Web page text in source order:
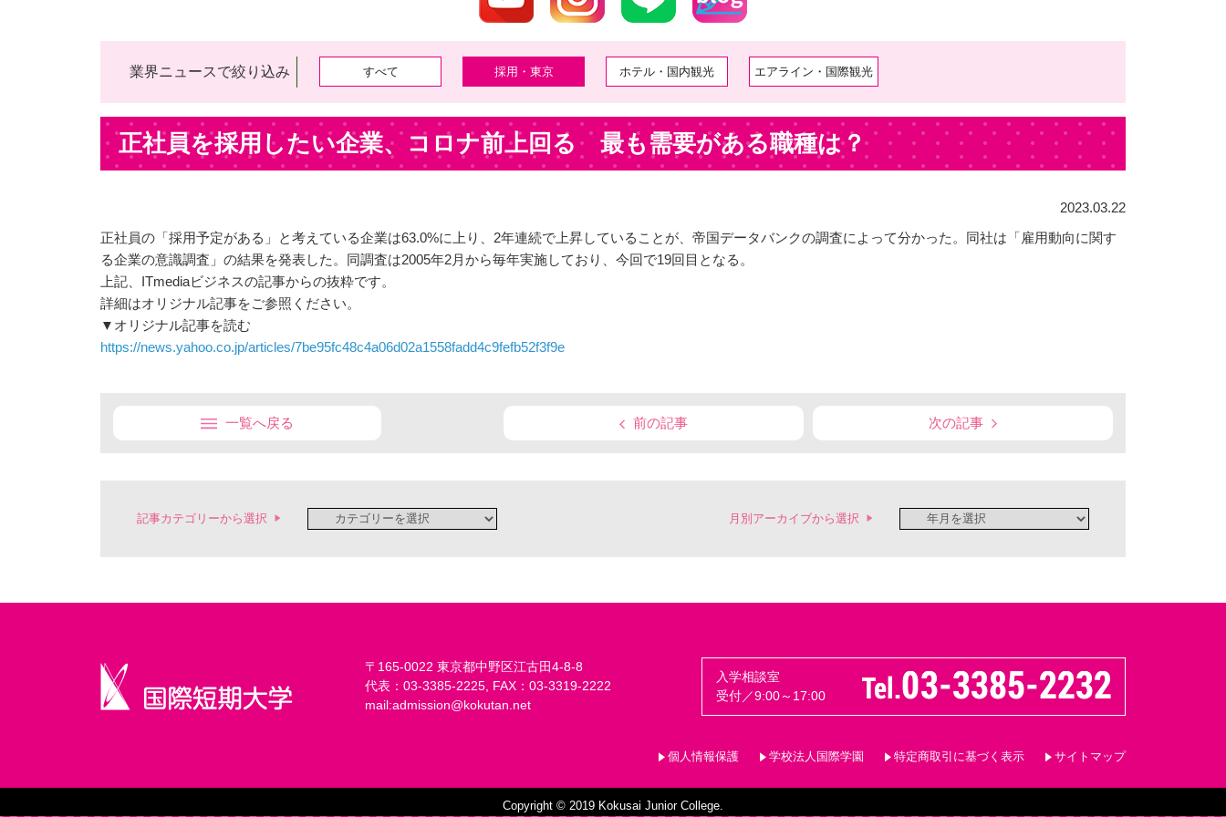
業界ニュースで絞り込み すべて 採用・東京 ホテル・国内観光 エアライン・国際観光
正社員を採用したい企業、コロナ前上回る 最も需要がある職種は？
2023.03.22
正社員の「採用予定がある」と考えている企業は63.0%に上り、2年連続で上昇していることが、帝国データバンクの調査によって分かった。同社は「雇用動向に関す
る企業の意識調査」の結果を発表した。同調査は2005年2月から毎年実施しており、今回で19回目となる。
上記、ITmediaビジネスの記事からの抜粋です。
詳細はオリジナル記事をご参照ください。
▼オリジナル記事を読む
https://news.yahoo.co.jp/articles/7be95fc48c4a06d02a1558fadd4c9fefb52f3f9e
一覧へ戻る 次の記事
前の記事
記事カテゴリーから選択 月別アーカイブから選択
〒165-0022 東京都中野区江古田4-8-8
代表：03-3385-2225, FAX：03-3319-2222
mail:admission@kokutan.net
入学相談室
受付／9:00～17:00
個人情報保護 学校法人国際学園 特定商取引に基づく表示 サイトマップ
Copyright © 2019 Kokusai Junior College.